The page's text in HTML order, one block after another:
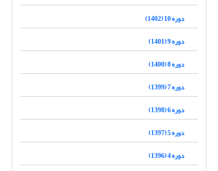
دوره 10 (1402)
دوره 9 (1401)
دوره 8 (1400)
دوره 7 (1399)
دوره 6 (1398)
دوره 5 (1397)
دوره 4 (1396)